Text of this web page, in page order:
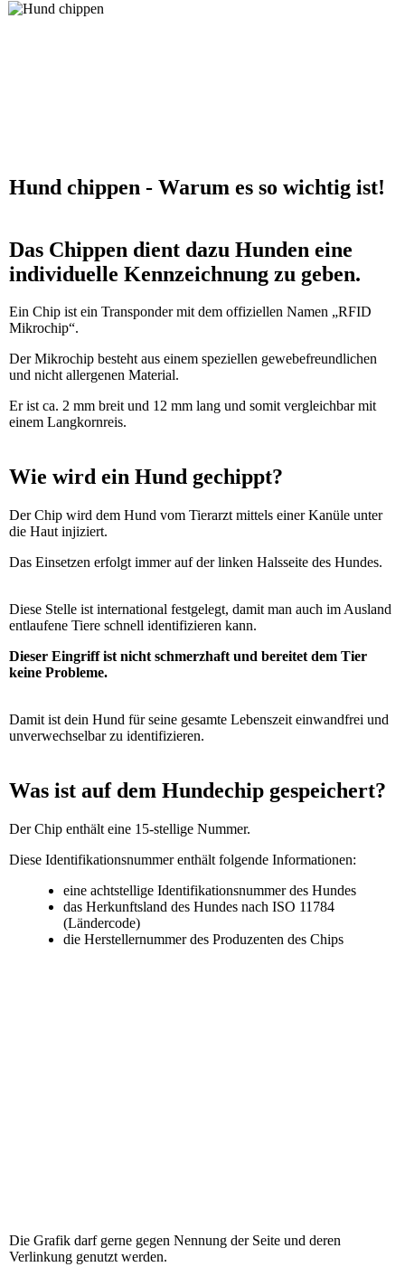
Hund chippen - Warum es so wichtig ist!
Das Chippen dient dazu Hunden eine
individuelle Kennzeichnung zu geben.
Ein Chip ist ein Transponder mit dem offiziellen Namen „RFID
Mikrochip“.
Der Mikrochip besteht aus einem speziellen gewebefreundlichen
und nicht allergenen Material.
Er ist ca. 2 mm breit und 12 mm lang und somit vergleichbar mit
einem Langkornreis.
Wie wird ein Hund gechippt?
Der Chip wird dem Hund vom Tierarzt mittels einer Kanüle unter
die Haut injiziert.
Das Einsetzen erfolgt immer auf der linken Halsseite des Hundes.
Diese Stelle ist international festgelegt, damit man auch im Ausland
entlaufene Tiere schnell identifizieren kann.
Dieser Eingriff ist nicht schmerzhaft und bereitet dem Tier
keine Probleme.
Damit ist dein Hund für seine gesamte Lebenszeit einwandfrei und
unverwechselbar zu identifizieren.
Was ist auf dem Hundechip gespeichert?
Der Chip enthält eine 15-stellige Nummer.
Diese Identifikationsnummer enthält folgende Informationen:
eine achtstellige Identifikationsnummer des Hundes
das Herkunftsland des Hundes nach ISO 11784
(Ländercode)
die Herstellernummer des Produzenten des Chips
Die Grafik darf gerne gegen Nennung der Seite und deren
Verlinkung genutzt werden.